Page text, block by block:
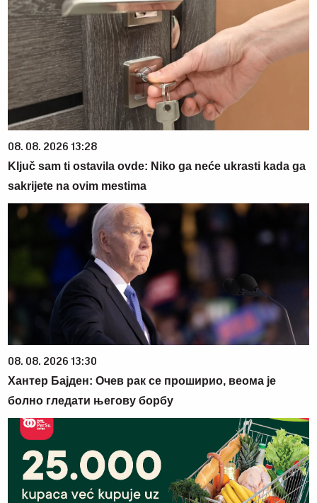
08. 08. 2026 13:28
Ključ sam ti ostavila ovde: Niko ga neće ukrasti kada ga
sakrijete na ovim mestima
08. 08. 2026 13:30
Хантер Бајден: Очев рак се проширио, веома је
болно гледати његову борбу